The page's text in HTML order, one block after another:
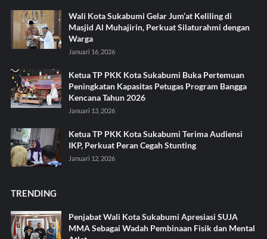
Wali Kota Sukabumi Gelar Jum’at Keliling di
Masjid Al Muhajirin, Perkuat Silaturahmi dengan
Warga
Januari 16, 2026
Ketua TP PKK Kota Sukabumi Buka Pertemuan
Peningkatan Kapasitas Petugas Program Bangga
Kencana Tahun 2026
Januari 13, 2026
Ketua TP PKK Kota Sukabumi Terima Audiensi
IKP, Perkuat Peran Cegah Stunting
Januari 12, 2026
TRENDING
Penjabat Wali Kota Sukabumi Apresiasi SUJA
MMA Sebagai Wadah Pembinaan Fisik dan Mental